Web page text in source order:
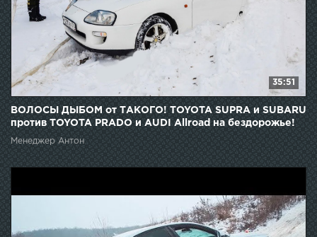
35:51
ВОЛОСЫ ДЫБОМ от ТАКОГО! TOYOTA SUPRA и SUBARU
против TOYOTA PRADO и AUDI Allroad на бездорожье!
Менеджер Антон